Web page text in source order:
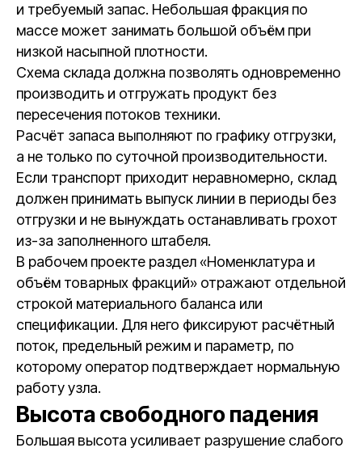
и требуемый запас. Небольшая фракция по
массе может занимать большой объём при
низкой насыпной плотности.
Схема склада должна позволять одновременно
производить и отгружать продукт без
пересечения потоков техники.
Расчёт запаса выполняют по графику отгрузки,
а не только по суточной производительности.
Если транспорт приходит неравномерно, склад
должен принимать выпуск линии в периоды без
отгрузки и не вынуждать останавливать грохот
из-за заполненного штабеля.
В рабочем проекте раздел «Номенклатура и
объём товарных фракций» отражают отдельной
строкой материального баланса или
спецификации. Для него фиксируют расчётный
поток, предельный режим и параметр, по
которому оператор подтверждает нормальную
работу узла.
Высота свободного падения
Большая высота усиливает разрушение слабого